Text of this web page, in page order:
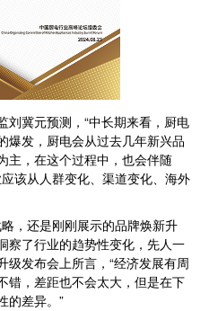
冀元预测，“中长期来看，厨电
爆发，厨电会从过去几年新兴品
主，在这个过程中，也会伴随
该从人群变化、渠道变化、海外
，还是刚刚展示的品牌焕新升
察了行业的趋势性变化，先人一
级发布会上所言，“经济发展有周
错，差距也不会太大，但是在下
的差异。”